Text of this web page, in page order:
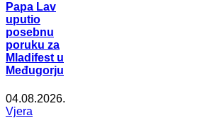
Papa Lav
uputio
posebnu
poruku za
Mladifest u
Međugorju
04.08.2026.
Vjera